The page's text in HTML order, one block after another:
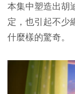
本集中塑造出胡
定，也引起不少
什麼樣的驚奇。